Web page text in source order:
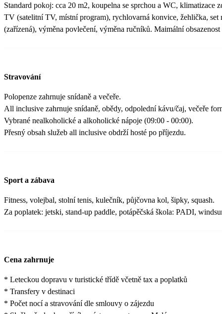
Standard pokoj: cca 20 m2, koupelna se sprchou a WC, klimatizace
TV (satelitní TV, místní program), rychlovarná konvice, žehlička, set
(zařízená), výměna povlečení, výměna ručníků. Maimální
Stravování
Polopenze zahrnuje snídaně a večeře.
All inclusive zahrnuje snídaně, obědy, odpolední kávu/čaj, večeře
Vybrané nealkoholické a alkoholické nápoje (09:00 - 00:00).
Přesný obsah služeb all inclusive obdrží hosté po příjezdu.
Sport a zábava
Fitness, volejbal, stolní tenis, kulečník, půjčovna kol, šipky, squash.
Za poplatek: jetski, stand-up paddle, potápěčská škola: PADI,
Cena zahrnuje
* Leteckou dopravu v turistické třídě včetně tax a poplatků
* Transfery v destinaci
* Počet nocí a stravování dle smlouvy o zájezdu